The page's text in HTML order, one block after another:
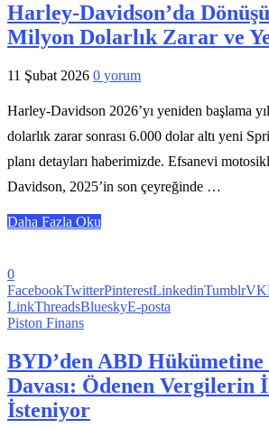
Harley-Davidson’da
Milyon Dolarlık Zarar ve
11 Şubat 2026 0 yorum
Harley-Davidson 2026’yı yeniden başlama
dolarlık zarar sonrası 6.000 dolar altı yeni
planı detayları haberimizde. Efsanevi
Davidson, 2025’in son çeyreğinde …
Daha Fazla Oku
0
FacebookTwitterPinterestLinkedinTumblrVK
LinkThreadsBlueskyE-posta
Piston Finans
BYD’den ABD
Davası: Ödenen Vergilerin
İsteniyor